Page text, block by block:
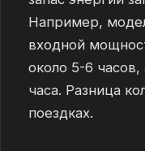
Например,
входной
около 5-6
часа. Разница
поездках.